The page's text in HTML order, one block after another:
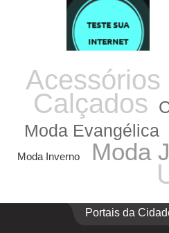
Acessórios
Calçados
Moda Evangélica
Moda Inverno Moda
Portais da